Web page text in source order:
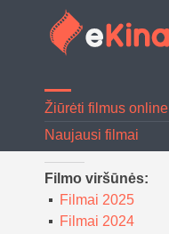
Žiūrėti filmus online
Naujausi filmai
Filmo viršūnės:
Filmai 2025
Filmai 2024